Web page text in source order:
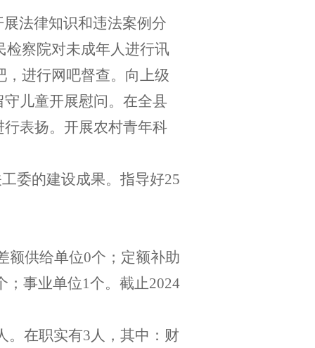
法律知识和违法案例分
察院对未成年人进行讯
进行网吧督查。向上级
儿童开展慰问。在全县
表扬。开展农村青年科
委的建设成果。指导好25
额供给单位0个；定额补助
；事业单位1个。截止2024
。在职实有3人，其中：财